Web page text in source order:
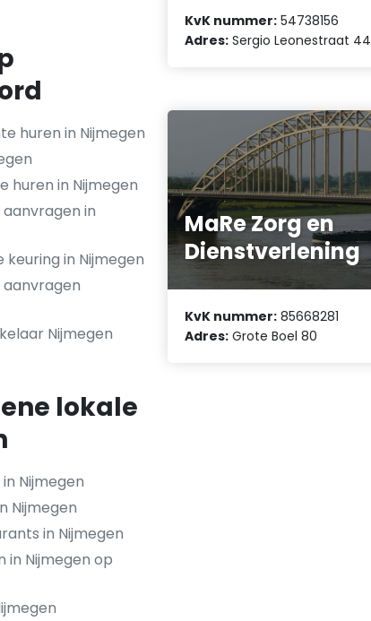
huren in Nijmegen
huren in Nijmegen
in
keuring in Nijmegen
aanvragen
Nijmegen
lokale
Nijmegen
Nijmegen
in Nijmegen
in Nijmegen op
KvK nummer: 54738156
Adres: Sergio Leonestraat 44
MaRe Zorg en
Dienstverlening
KvK nummer: 85668281
Adres: Grote Boel 80